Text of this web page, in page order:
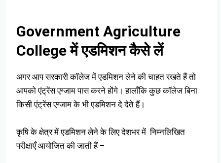
Government Agriculture
College में एडमिशन कैसे लें
अगर आप सरकारी कॉलेज में एडमिशन लेने की चाहत रखते हैं तो
आपको एंट्रेंस एग्जाम पास करने होंगे। हालाँकि कुछ कॉलेज बिना
किसी एंट्रेंस एग्जाम के भी एडमिशन दे देते हैं।
कृषि के क्षेत्र में एडमिशन लेने के लिए देशभर में निम्नलिखित
परीक्षाएँ आयोजित की जाती हैं –